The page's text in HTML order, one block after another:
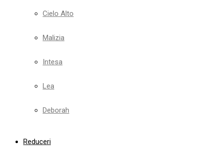
Cielo Alto
Malizia
Intesa
Lea
Deborah
Reduceri